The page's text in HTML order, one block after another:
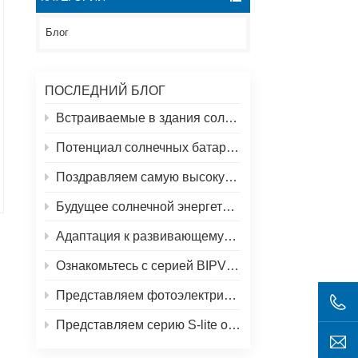
Блог
ПОСЛЕДНИЙ БЛОГ
Встраиваемые в здания солнечные панели: новые возможности использования солнечной энергии за пределами традиционных крыш.
Потенциал солнечных батарей на крыше и решения Spolar
Поздравляем самую высокую в мире солнечную электростанцию в Тибете!
Будущее солнечной энергетики: солнечная панель S-Elite Plus 680 Вт от SpolarPV
Адаптация к развивающемуся рынку солнечной энергии: стратегия SpolarPV на 2024 год
Ознакомьтесь с серией BIPV от SpolarPV: инновационные солнечные решения для современной архитектуры
Представляем фотоэлектрический модуль S-elite Plus от SpolarPV: двусторонняя выработка электроэнергии с технологией Topcon
Представляем серию S-lite от SpolarPV: новейшие солнечные панели для максимальной эффективности